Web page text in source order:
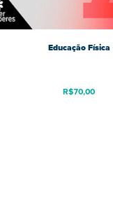
Educação Física
R$70,00